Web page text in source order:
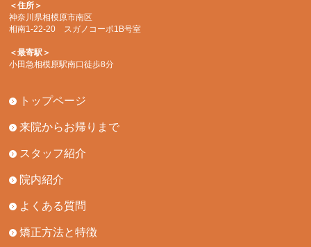
＜住所＞
神奈川県相模原市南区
相南1-22-20 スガノコーポ1B号室
＜最寄駅＞
小田急相模原駅南口徒歩8分
トップページ
来院からお帰りまで
スタッフ紹介
院内紹介
よくある質問
矯正方法と特徴